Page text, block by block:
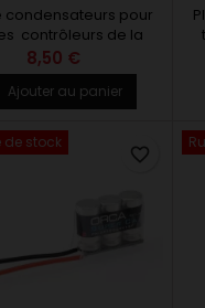
condensateurs pour
contrôleurs de la
HOBBYWING et les
HW30840009
8,50 €
Ajouter au panier
de stock
favorite_border